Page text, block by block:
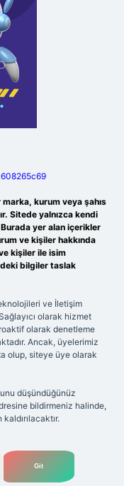
kurum veya şahıs
Sitede yalnızca kendi
Burada yer alan içerikler
ve kişiler hakkında
kişiler ile isim
bilgiler taslak
ve İletişim
olarak hizmet
olarak denetleme
Ancak, üyelerimiz
olup, siteye üye olarak
düşündüğünüz
bildirmeniz halinde,